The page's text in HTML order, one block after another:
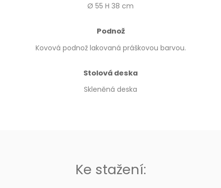
Ø 55 H 38 cm
Podnož
Kovová podnož lakovaná práškovou barvou.
Stolová deska
Skleněná deska
Ke stažení: